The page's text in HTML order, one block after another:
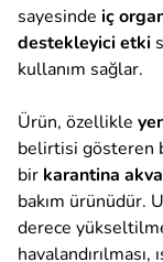
sayesinde iç
destekleyici etki
kullanım sağlar.
Ürün, özellikle
belirtisi gösteren
bir karantina
bakım ürünüdür.
derece
havalandırılması,